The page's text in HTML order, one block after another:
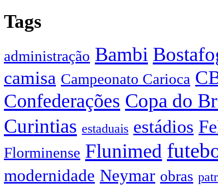
Tags
administração Bambi
camisa Campeonato Carioca
Confederações Copa do
Curintias estaduais estádios
Florminense Flunimed
modernidade Neymar obras